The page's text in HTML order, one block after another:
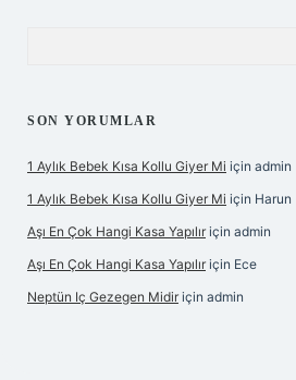
SON YORUMLAR
1 Aylık Bebek Kısa Kollu Giyer Mi için admin
1 Aylık Bebek Kısa Kollu Giyer Mi için Harun
Aşı En Çok Hangi Kasa Yapılır için admin
Aşı En Çok Hangi Kasa Yapılır için Ece
Neptün Iç Gezegen Midir için admin